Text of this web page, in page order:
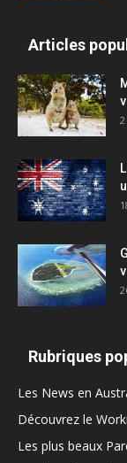
Articles
Rubriques
Les News en
Découvrez le
Les plus beaux